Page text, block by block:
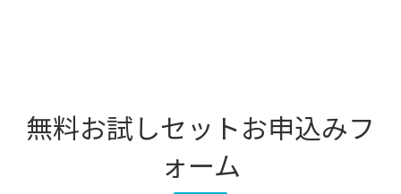
無料お試しセットお申込みフ
ォーム